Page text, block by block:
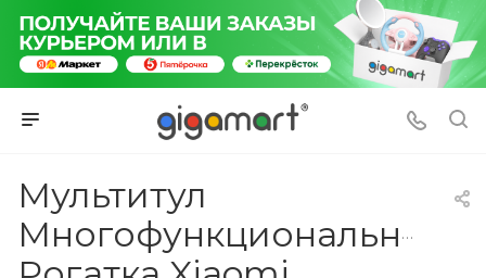
Мультитул
Многофункциональная